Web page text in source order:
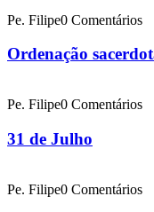
Pe. Filipe0 Comentários
Ordenação
Pe. Filipe0 Comentários
31 de Julho
Pe. Filipe0 Comentários